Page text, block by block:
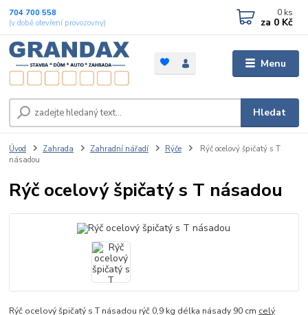
Menu
Hledat
704 700 558
(v době otevření provozovny)
0 ks
za 0 Kč
Úvod Zahrada Zahradní nářadí Rýče
Rýč ocelový špičatý s T
násadou
Rýč ocelový špičatý s T násadou
Rýč ocelový špičatý s T násadou rýč 0,9 kg délka násady 90 cm celý